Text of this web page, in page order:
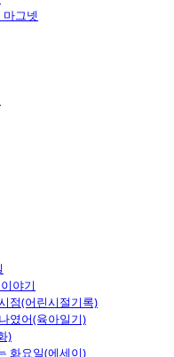
그넷
야기
점(어린시절기록)
였어(육아일기)
)
화요일(에세이)